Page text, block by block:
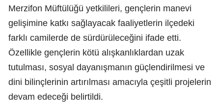
Merzifon Müftülüğü yetkilileri, gençlerin manevi
gelişimine katkı sağlayacak faaliyetlerin ilçedeki
farklı camilerde de sürdürüleceğini ifade etti.
Özellikle gençlerin kötü alışkanlıklardan uzak
tutulması, sosyal dayanışmanın güçlendirilmesi ve
dini bilinçlerinin artırılması amacıyla çeşitli projelerin
devam edeceği belirtildi.